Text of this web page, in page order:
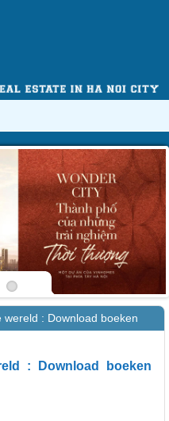
: Download boeken
: Download boeken